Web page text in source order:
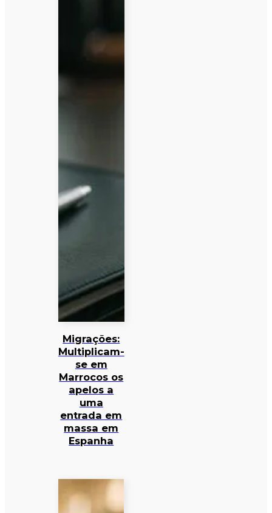
Migrações:
Multiplicam-
se em
Marrocos os
apelos a
uma
entrada em
massa em
Espanha